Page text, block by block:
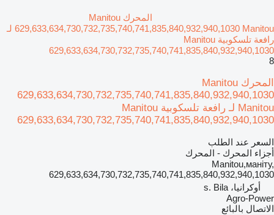
المحرك Manitou
629,633,634,730,732,735,740,741,835,840,932,940,1030 Manitou لـ
رافعة تلسكوبية Manitou
629,633,634,730,732,735,740,741,835,840,932,940,1030
8
المحرك Manitou
629,633,634,730,732,735,740,741,835,840,932,940,1030
Manitou لـ رافعة تلسكوبية Manitou
629,633,634,730,732,735,740,741,835,840,932,940,1030
السعر عند الطلب
أجزاء المحرك - المحرك
Manitou,маніту,
629,633,634,730,732,735,740,741,835,840,932,940,1030
أوكرانيا، s. Bila
Agro-Power
الاتصال بالبائع